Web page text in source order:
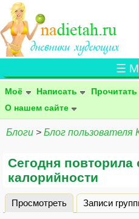
☰
Моё Написать Прочитать
О нашем сайте
Блоги > Блог пользователя
Сегодня повторила
калорийности
Главные вкладки
Просмотреть (активная
Записи